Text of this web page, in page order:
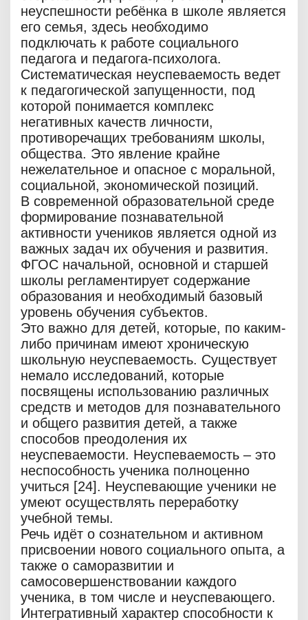
неуспешности ребёнка в школе является
его семья, здесь необходимо
подключать к работе социального
педагога и педагога-психолога.
Систематическая неуспеваемость ведет
к педагогической запущенности, под
которой понимается комплекс
негативных качеств личности,
противоречащих требованиям школы,
общества. Это явление крайне
нежелательное и опасное с моральной,
социальной, экономической позиций.
В современной образовательной среде
формирование познавательной
активности учеников является одной из
важных задач их обучения и развития.
ФГОС начальной, основной и старшей
школы регламентирует содержание
образования и необходимый базовый
уровень обучения субъектов.
Это важно для детей, которые, по каким-
либо причинам имеют хроническую
школьную неуспеваемость. Существует
немало исследований, которые
посвящены использованию различных
средств и методов для познавательного
и общего развития детей, а также
способов преодоления их
неуспеваемости. Неуспеваемость – это
неспособность ученика полноценно
учиться [24]. Неуспевающие ученики не
умеют осуществлять переработку
учебной темы.
Речь идёт о сознательном и активном
присвоении нового социального опыта, а
также о саморазвитии и
самосовершенствовании каждого
ученика, в том числе и неуспевающего.
Интегративный характер способности к